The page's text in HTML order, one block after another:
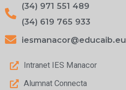
(34) 971 551 489
(34) 619 765 933
iesmanacor@educaib.eu
Intranet IES Manacor
Alumnat Connecta